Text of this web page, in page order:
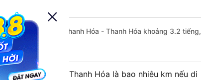
xe Giáp Bát đi Thanh Hóa - Thanh Hóa khoảng 3.2 tiếng,
đi Thanh Hóa - Thanh Hóa là bao nhiêu km nếu di